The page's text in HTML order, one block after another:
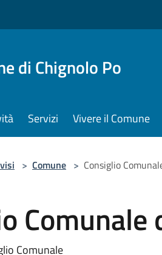
di Chignolo Po
Servizi Vivere il Comune
> Comune > Consiglio
Comunale